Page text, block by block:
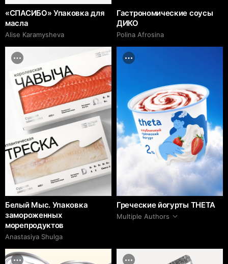
«СПАСИБО» Упаковка для
масла
Alise Karamysheva
Гастрономические соусы
ДИКО
Polina Afrosina
Белый Мыс. Упаковка
замороженных
морепродуктов
Anastasiya Shulga
Греческие йогурты THETA
Multiple Authors